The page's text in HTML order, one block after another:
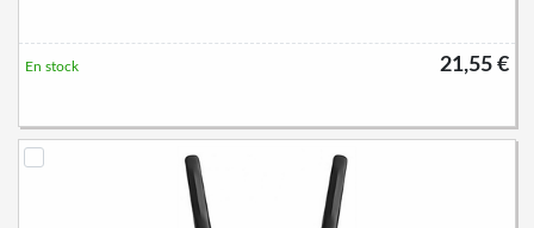
21,55 €
En stock